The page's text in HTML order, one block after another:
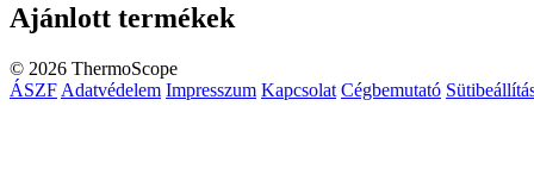
Ajánlott termékek
© 2026 ThermoScope
ÁSZF Adatvédelem Impresszum Kapcsolat Cégbemutató